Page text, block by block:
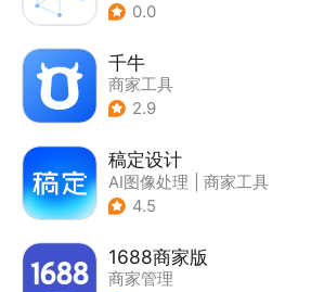
0.0
千牛
商家工具
2.9
稿定设计
AI图像处理
商家工具
4.5
1688商家版
商家管理